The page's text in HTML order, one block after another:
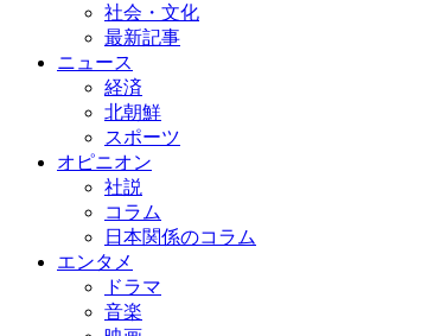
社会・文化
最新記事
ニュース
経済
北朝鮮
スポーツ
オピニオン
社説
コラム
日本関係のコラム
エンタメ
ドラマ
音楽